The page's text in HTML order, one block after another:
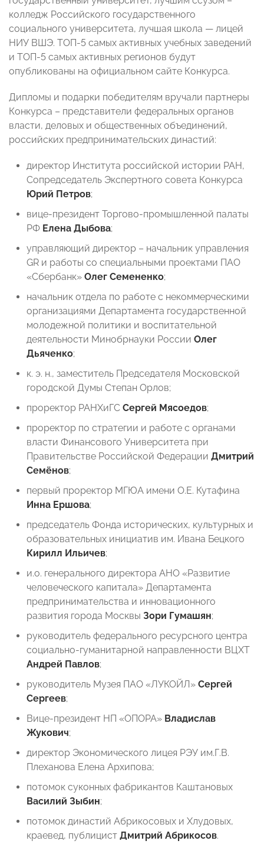
колледж Российского государственного
социального университета, лучшая школа — лицей
НИУ ВШЭ. ТОП-5 самых активных учебных заведений
и ТОП-5 самых активных регионов будут
опубликованы на официальном сайте Конкурса.
Дипломы и подарки победителям вручали партнеры
Конкурса – представители федеральных органов
власти, деловых и общественных объединений,
российских предпринимательских династий:
директор Института российской истории РАН,
Сопредседатель Экспертного совета Конкурса
Юрий Петров;
вице-президент Торгово-промышленной палаты
РФ Елена Дыбова;
управляющий директор – начальник управления
GR и работы со специальными проектами ПАО
«Сбербанк» Олег Семененко;
начальник отдела по работе с некоммерческими
организациями Департамента государственной
молодежной политики и воспитательной
деятельности Минобрнауки России Олег
Дьяченко;
к. э. н., заместитель Председателя Московской
городской Думы Степан Орлов;
проректор РАНХиГС Сергей Мясоедов;
проректор по стратегии и работе с органами
власти Финансового Университета при
Правительстве Российской Федерации Дмитрий
Семёнов;
первый проректор МГЮА имени О.Е. Кутафина
Инна Ершова;
председатель Фонда исторических, культурных и
образовательных инициатив им. Ивана Бецкого
Кирилл Ильичев;
и.о. генерального директора АНО «Развитие
человеческого капитала» Департамента
предпринимательства и инновационного
развития города Москвы Зори Гумашян;
руководитель федерального ресурсного центра
социально-гуманитарной направленности ВЦХТ
Андрей Павлов;
руководитель Музея ПАО «ЛУКОЙЛ» Сергей
Сергеев;
Вице-президент НП «ОПОРА» Владислав
Жукович;
директор Экономического лицея РЭУ им.Г.В.
Плеханова Елена Архипова;
потомок суконных фабрикантов Каштановых
Василий Зыбин;
потомок династий Абрикосовых и Хлудовых,
краевед, публицист Дмитрий Абрикосов.